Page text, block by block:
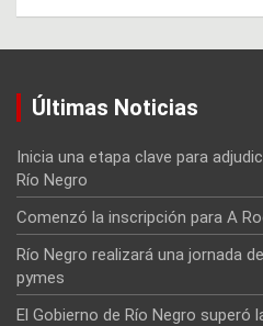
Últimas Noticias
Inicia una etapa clave para
Río Negro
Comenzó la inscripción para A
Río Negro realizará una jornada
pymes
El Gobierno de Río Negro superó